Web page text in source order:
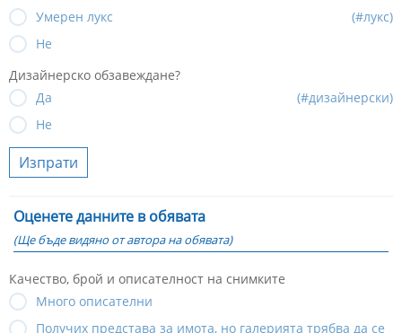
Умерен лукс
(#лукс)
Не
Дизайнерско обзавеждане?
Да
(#дизайнерски)
Не
Изпрати
Оценете данните в обявата
(Ще бъде видяно от автора на обявата)
Качество, брой и описателност на снимките
Много описателни
Получих представа за имота, но галерията трябва да се